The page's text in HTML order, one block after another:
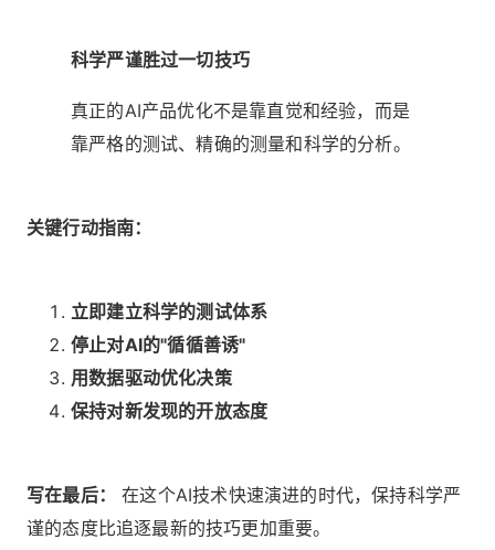
科学严谨胜过一切技巧
真正的AI产品优化不是靠直觉和经验，而是
靠严格的测试、精确的测量和科学的分析。
关键行动指南：
立即建立科学的测试体系
停止对AI的"循循善诱"
用数据驱动优化决策
保持对新发现的开放态度
写在最后：
在这个AI技术快速演进的时代，保持科学严
谨的态度比追逐最新的技巧更加重要。